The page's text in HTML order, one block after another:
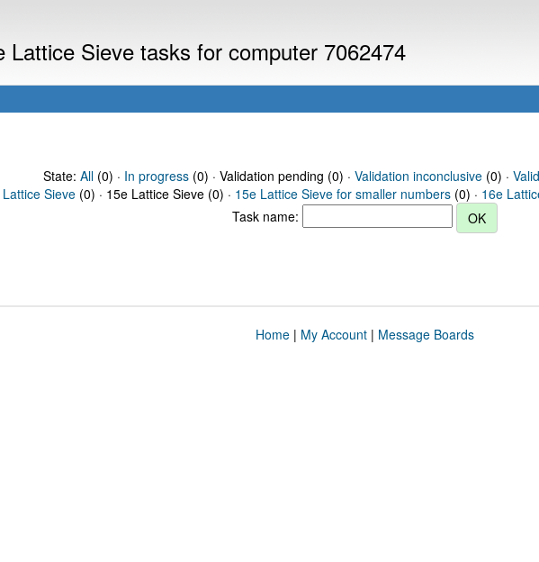
Lattice Sieve tasks for computer 7062474
State: All(0) · In progress(0) · Validation pending (0) · Validation inconclusive(0) · Valid
Sieve (0) · 15e Lattice Sieve (0) · 15e Lattice Sieve for smaller numbers (0) · 16e
Task name:
Home| My Account| Message Boards